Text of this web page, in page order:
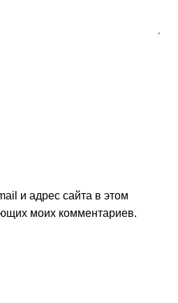
и адрес сайта в этом
моих комментариев.